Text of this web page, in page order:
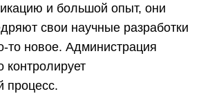
и большой опыт, они
свои научные разработки
то новое. Администрация
контролирует
процесс.